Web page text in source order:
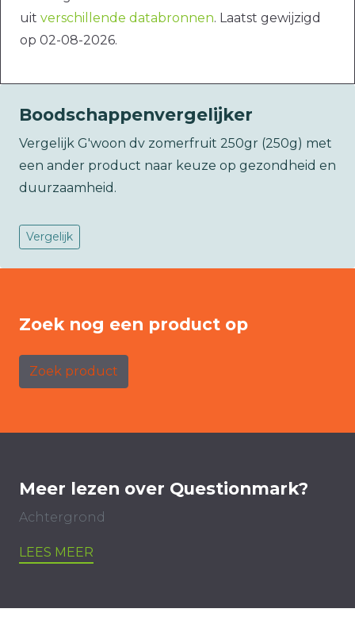
uit verschillende databronnen. Laatst gewijzigd
op 02-08-2026.
Boodschappenvergelijker
Vergelijk G'woon dv zomerfruit 250gr (250g) met
een ander product naar keuze op gezondheid en
duurzaamheid.
Vergelijk
Zoek nog een product op
Zoek product
Meer lezen over Questionmark?
Achtergrond
LEES MEER